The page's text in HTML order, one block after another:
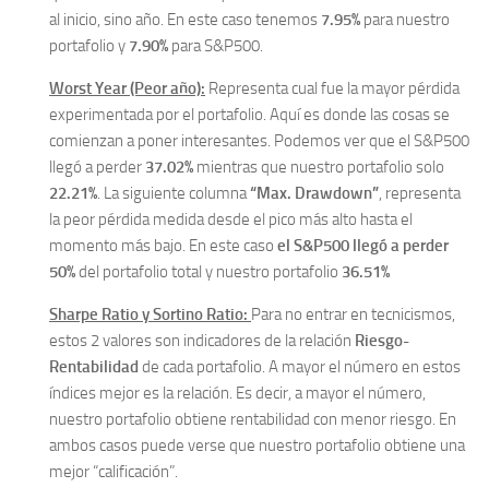
al inicio, sino año. En este caso tenemos 7.95% para nuestro
portafolio y 7.90% para S&P500.
Worst Year (Peor año): Representa cual fue la mayor pérdida
experimentada por el portafolio. Aquí es donde las cosas se
comienzan a poner interesantes. Podemos ver que el S&P500
llegó a perder 37.02% mientras que nuestro portafolio solo
22.21%. La siguiente columna“Max. Drawdown”, representa
la peor pérdida medida desde el pico más alto hasta el
momento más bajo. En este caso el S&P500 llegó a perder
50%del portafolio total y nuestro portafolio 36.51%
Sharpe Ratio y Sortino Ratio: Para no entrar en tecnicismos,
estos 2 valores son indicadores de la relación Riesgo-
Rentabilidad de cada portafolio. A mayor el número en estos
índices mejor es la relación. Es decir, a mayor el número,
nuestro portafolio obtiene rentabilidad con menor riesgo. En
ambos casos puede verse que nuestro portafolio obtiene una
mejor “calificación”.